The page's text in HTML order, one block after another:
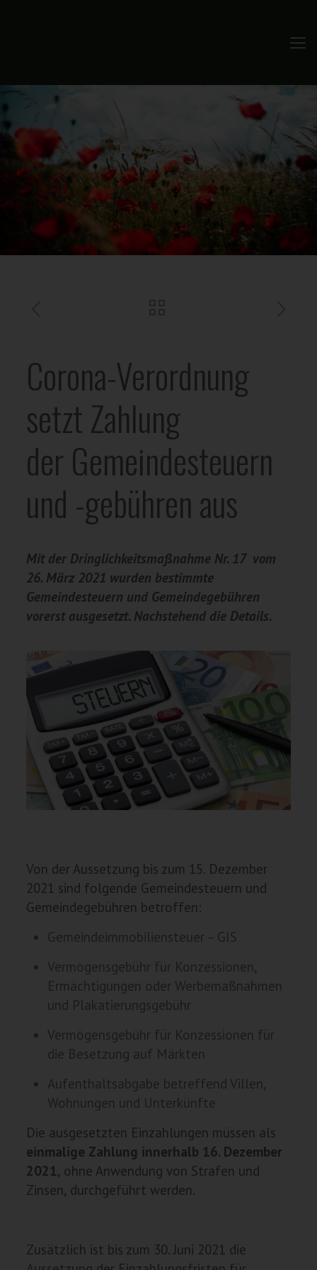
Corona-Verordnung
setzt Zahlung
der Gemeindesteuern
und -gebühren aus
Mit der Dringlichkeitsmaßnahme Nr. 17 vom
26. März 2021 wurden bestimmte
Gemeindesteuern und Gemeindegebühren
vorerst ausgesetzt. Nachstehend die Details.
Von der Aussetzung bis zum 15. Dezember
2021 sind folgende Gemeindesteuern und
Gemeindegebühren betroffen:
Gemeindeimmobiliensteuer – GIS
Vermögensgebühr für Konzessionen,
Ermächtigungen oder Werbemaßnahmen
und Plakatierungsgebühr
Vermögensgebühr für Konzessionen für
die Besetzung auf Märkten
Aufenthaltsabgabe betreffend Villen,
Wohnungen und Unterkünfte
Die ausgesetzten Einzahlungen müssen als
einmalige Zahlung innerhalb 16. Dezember
2021, ohne Anwendung von Strafen und
Zinsen, durchgeführt werden.
Zusätzlich ist bis zum 30. Juni 2021 die